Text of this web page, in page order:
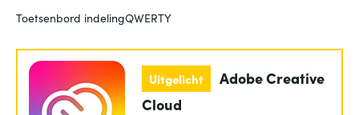
Toetsenbord indelingQWERTY
Uitgelicht
Adobe Creative
Cloud